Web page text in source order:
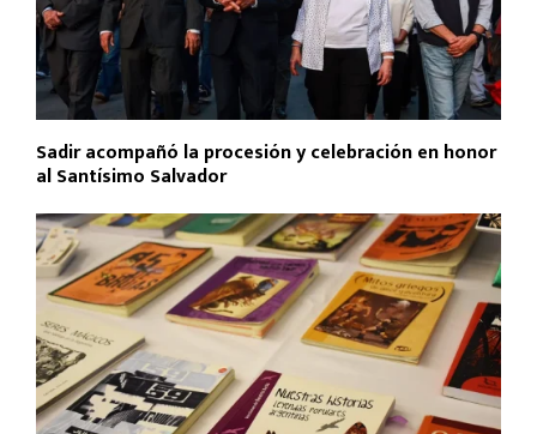
Sadir acompañó la procesión y celebración en honor
al Santísimo Salvador